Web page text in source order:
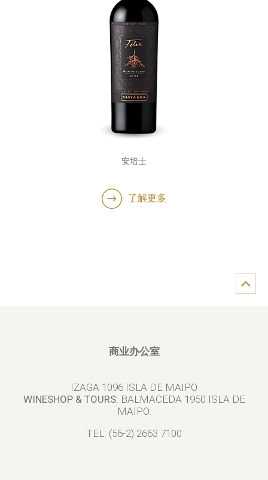
安培士
了解更多
商业办公室
IZAGA 1096 ISLA DE MAIPO
WINESHOP & TOURS: BALMACEDA 1950 ISLA DE
MAIPO.
TEL: (56-2) 2663 7100